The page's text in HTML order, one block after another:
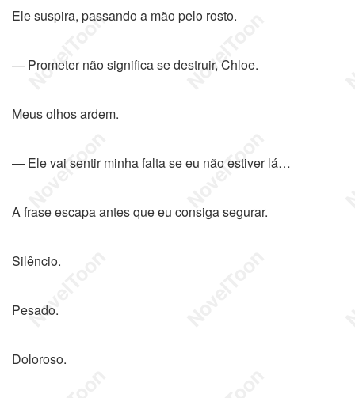
Ele suspira, passando a mão pelo rosto.
— Prometer não significa se destruir, Chloe.
Meus olhos ardem.
— Ele vai sentir minha falta se eu não estiver lá…
A frase escapa antes que eu consiga segurar.
Silêncio.
Pesado.
Doloroso.